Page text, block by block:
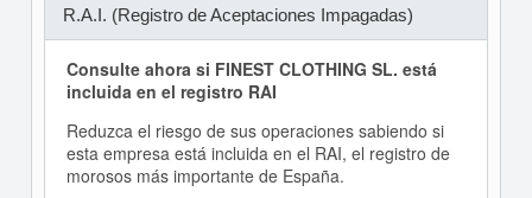
R.A.I. (Registro de Aceptaciones Impagadas)
Consulte ahora si FINEST CLOTHING SL. está
incluida en el registro RAI
Reduzca el riesgo de sus operaciones sabiendo si
esta empresa está incluida en el RAI, el registro de
morosos más importante de España.